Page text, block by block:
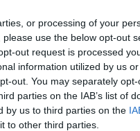
or processing of your
use the below opt-out
out request is processed
information utilized by us
out. You may separately
parties on the IAB’s list of
by us to third parties on the
to other third parties.
sont des
Hiéronymites, site
emblématique de
une vue
.